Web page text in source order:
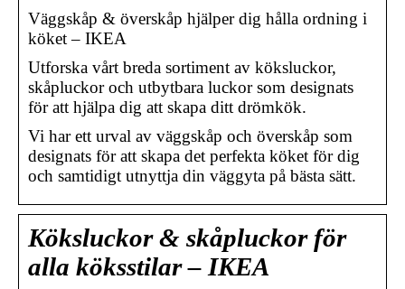
Väggskåp & överskåp hjälper dig hålla ordning i
köket – IKEA
Utforska vårt breda sortiment av köksluckor,
skåpluckor och utbytbara luckor som designats
för att hjälpa dig att skapa ditt drömkök.
Vi har ett urval av väggskåp och överskåp som
designats för att skapa det perfekta köket för dig
och samtidigt utnyttja din väggyta på bästa sätt.
Köksluckor & skåpluckor för
alla köksstilar – IKEA